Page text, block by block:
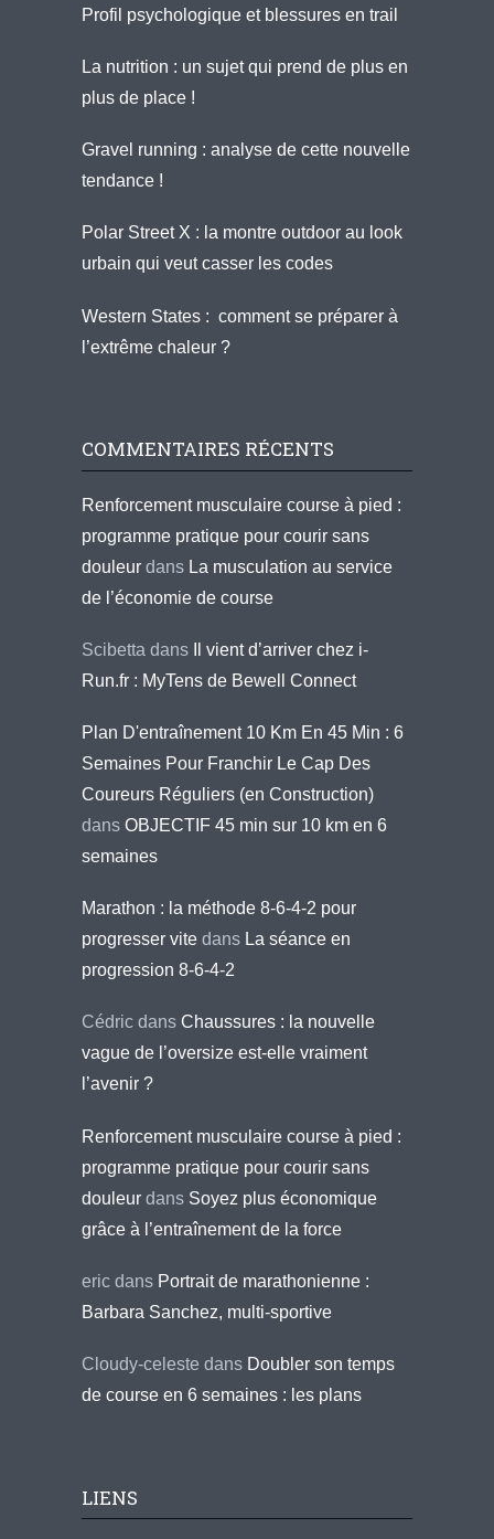
Profil psychologique et blessures en trail
La nutrition : un sujet qui prend de plus en
plus de place !
Gravel running : analyse de cette nouvelle
tendance !
Polar Street X : la montre outdoor au look
urbain qui veut casser les codes
Western States : comment se préparer à
l’extrême chaleur ?
COMMENTAIRES RÉCENTS
Renforcement musculaire course à pied :
programme pratique pour courir sans
douleur dans La musculation au service
de l’économie de course
Scibetta dans
Il vient d’arriver chez i-
Run.fr : MyTens de Bewell Connect
Plan D'entraînement 10 Km En 45 Min : 6
Semaines Pour Franchir Le Cap Des
Coureurs Réguliers (en Construction)
dans OBJECTIF 45 min sur 10 km en 6
semaines
Marathon : la méthode 8-6-4-2 pour
progresser vite dans La séance en
progression 8-6-4-2
Cédric dans Chaussures : la nouvelle
vague de l’oversize est-elle vraiment
l’avenir ?
Renforcement musculaire course à pied :
programme pratique pour courir sans
douleur dans Soyez plus économique
grâce à l’entraînement de la force
eric dans Portrait de marathonienne :
Barbara Sanchez, multi-sportive
Cloudy-celeste dans Doubler son temps
de course en 6 semaines : les plans
LIENS